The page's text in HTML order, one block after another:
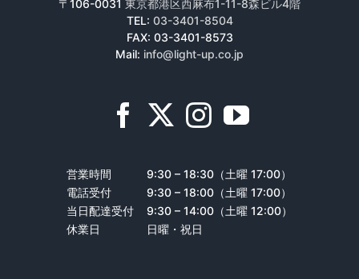
〒106-0031 東京都港区西麻布1-11-8森ビル4階
TEL: 03-3401-8504
FAX: 03-3401-8573
Mail: info@light-up.co.jp
営業時間
9:30 – 18:30（土曜 17:00）
電話受付
9:30 – 18:00（土曜 17:00）
当日配達受付
9:30 – 14:00（土曜 12:00）
休業日
日曜・祝日